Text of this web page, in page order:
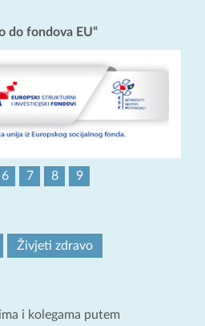
do fondova EU“
6 7 8 9
Živjeti zdravo
i kolegama putem